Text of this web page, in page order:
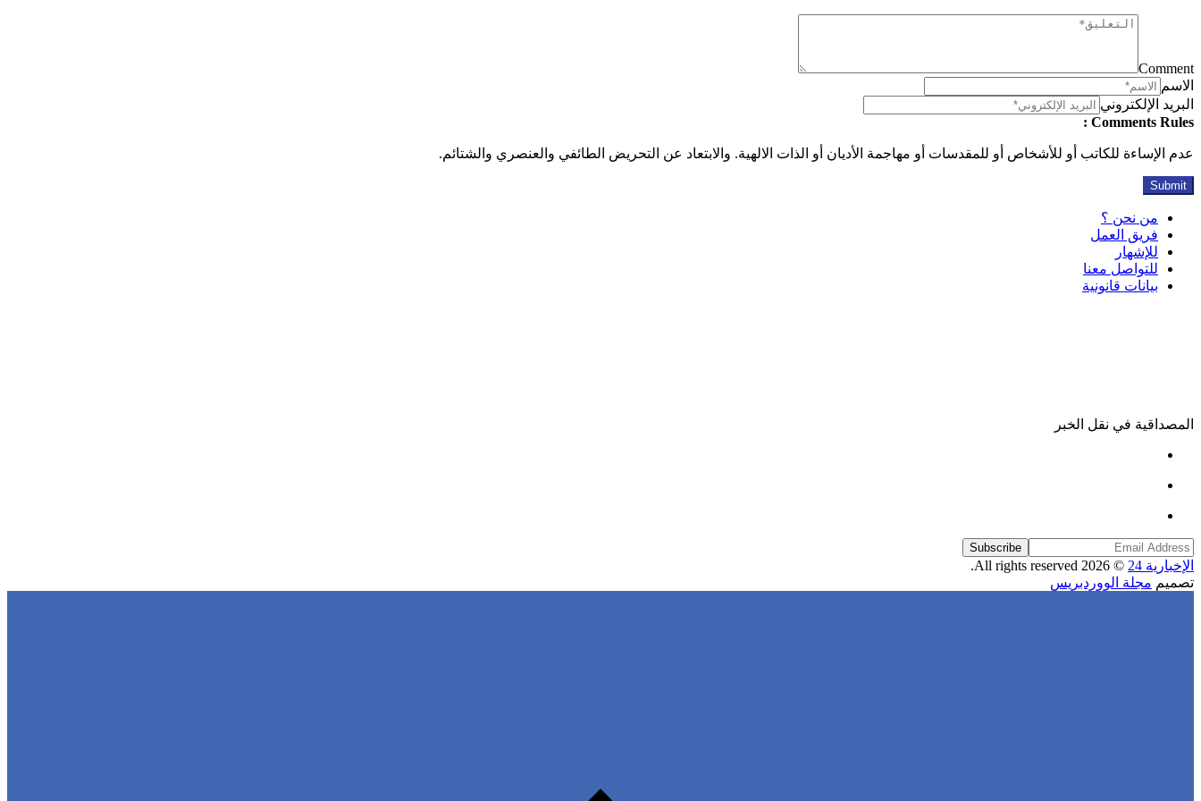
Comment
الاسم
البريد الإلكتروني
Comments Rules :
عدم الإساءة للكاتب أو للأشخاص أو للمقدسات أو مهاجمة الأديان أو الذات الالهية. والابتعاد عن التحريض الطائفي والعنصري والشتائم.
من نحن ؟
فريق العمل
للإشهار
للتواصل معنا
بيانات قانونية
المصداقية في نقل الخبر
Subscribe
الإخبارية 24
© 2026 All rights reserved.
تصميم مجلة الووردبريس